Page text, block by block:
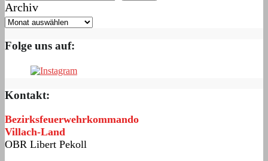
Archiv
Folge uns auf:
Kontakt:
Bezirksfeuerwehrkommando
Villach-Land
OBR Libert Pekoll